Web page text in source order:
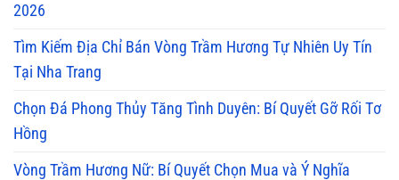
2026
Tìm Kiếm Địa Chỉ Bán Vòng Trầm Hương Tự Nhiên Uy Tín
Tại Nha Trang
Chọn Đá Phong Thủy Tăng Tình Duyên: Bí Quyết Gỡ Rối Tơ
Hồng
Vòng Trầm Hương Nữ: Bí Quyết Chọn Mua và Ý Nghĩa